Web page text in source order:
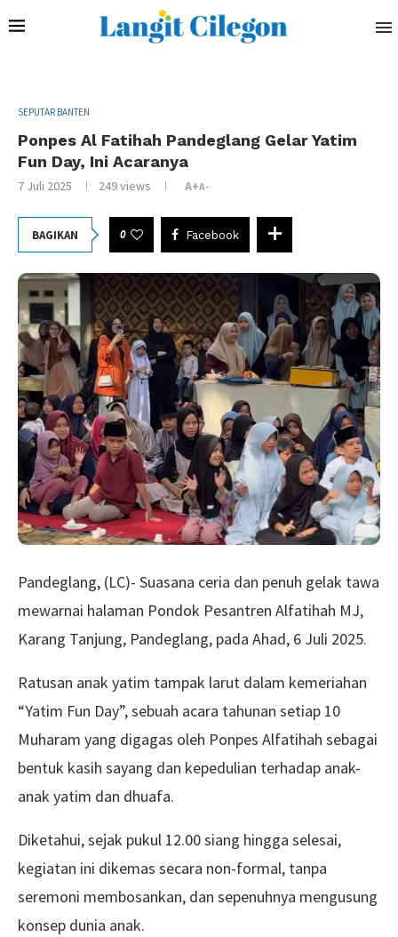
SEPUTAR BANTEN
Ponpes Al Fatihah Pandeglang Gelar Yatim
Fun Day, Ini Acaranya
7 Juli 2025 249views A+A-
BAGIKAN 0 Facebook
Pandeglang, (LC)- Suasana ceria dan penuh gelak tawa
mewarnai halaman Pondok Pesantren Alfatihah MJ,
Karang Tanjung, Pandeglang, pada Ahad, 6 Juli 2025.
Ratusan anak yatim tampak larut dalam kemeriahan
“Yatim Fun Day”, sebuah acara tahunan setiap 10
Muharam yang digagas oleh Ponpes Alfatihah sebagai
bentuk kasih sayang dan kepedulian terhadap anak-
anak yatim dan dhuafa.
Diketahui, sejak pukul 12.00 siang hingga selesai,
kegiatan ini dikemas secara non-formal, tanpa
seremoni membosankan, dan sepenuhnya mengusung
konsep dunia anak.